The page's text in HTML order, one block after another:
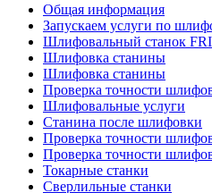
Общая информация
Запускаем услуги по
Шлифовальный станок
Шлифовка станины
Шлифовка станины
Проверка точности
Шлифовальные услуги
Станина после шлифовки
Проверка точности
Проверка точности
Токарные станки
Сверлильные станки